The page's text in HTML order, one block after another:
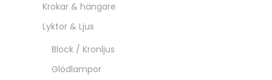
Krokar & hängare
Lyktor & Ljus
Block / Kronljus
Glödlampor